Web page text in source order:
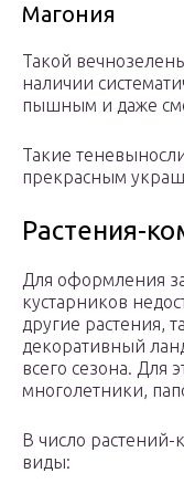
Магония
Такой
наличии
пышным и даже
Такие
прекрасным
Растения-
Для оформления
кустарников
другие растения,
декоративный
всего сезона. Для
многолетники,
В число
виды: